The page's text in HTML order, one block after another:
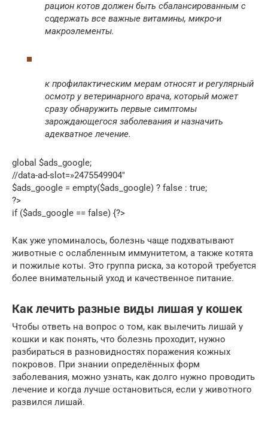
рацион котов должен быть сбалансированным с
содержать все важные витамины, микро-и
макроэлементы.
к профилактическим мерам относят и регулярный
осмотр у ветеринарного врача, который может
сразу обнаружить первые симптомы
зарождающегося заболевания и назначить
адекватное лечение.
global $ads_google;
//data-ad-slot=»2475549904″
$ads_google = empty($ads_google) ? false : true;
?>
if ($ads_google == false) {?>
Как уже упоминалось, болезнь чаще подхватывают
животные с ослабленным иммунитетом, а также котята
и пожилые коты. Это группа риска, за которой требуется
более внимательный уход и качественное питание.
Как лечить разные виды лишая у кошек
Чтобы ответь на вопрос о том, как вылечить лишай у
кошки и как понять, что болезнь проходит, нужно
разбираться в разновидностях поражения кожных
покровов. При знании определённых форм
заболевания, можно узнать, как долго нужно проводить
лечение и когда лучше остановиться, если у животного
развился лишай.